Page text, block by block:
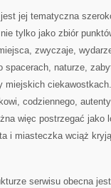
jej tematyczna
tylko jako zbiór
zwyczaje,
spacerach, naturze,
miejskich
codziennego,
więc postrzegać jako
i miasteczka wciąż
serwisu obecna